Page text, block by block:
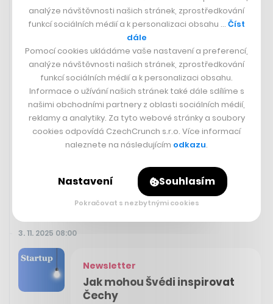
Napodruhé a lépe. Shoptet spustil
novou aplikaci, e-shop umožňuje
řídit přímo z telefonu
3. 11. 2025 08:00
Newsletter
Jak mohou Švédi inspirovat
Čechy
analýze návštěvnosti našich stránek, zprostředkování
funkcí sociálních médií a k personalizaci obsahu … Číst
dále
Pomocí cookies ukládáme vaše nastavení a preferencí,
analýze návštěvnosti našich stránek, zprostředkování
funkcí sociálních médií a k personalizaci obsahu.
Informace o užívání našich stránek také dále sdílíme s
našimi obchodními partnery z oblasti sociálních médií,
reklamy a analytiky. Za tyto webové stránky a soubory
cookies odpovídá CzechCrunch s.r.o. Více informací
naleznete na následujícím odkazu.
Nastavení Souhlasím
Pokračovat s nezbytnými cookies